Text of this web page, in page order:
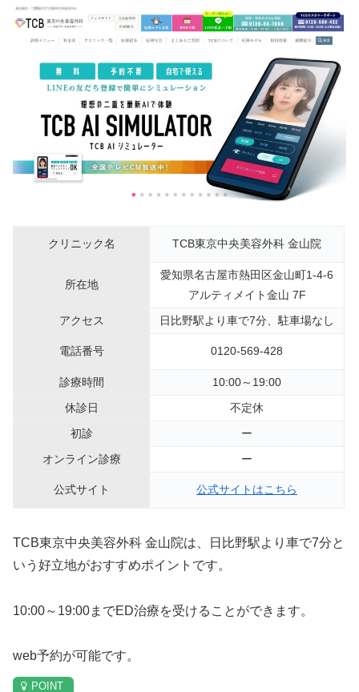
クリニック名 TCB東京中央美容外科 金山院
所在地
愛知県名古屋市熱田区金山町1-4-6
アルティメイト金山 7F
アクセス
日比野駅より車で7分、駐車場なし
電話番号 0120-569-428
診療時間
10:00～19:00
休診日
不定休
初診
ー
オンライン診療
ー
公式サイト 公式サイトはこちら
TCB東京中央美容外科 金山院は、日比野駅より車で7分と
いう好立地がおすすめポイントです。
10:00～19:00までED治療を受けることができます。
web予約が可能です。